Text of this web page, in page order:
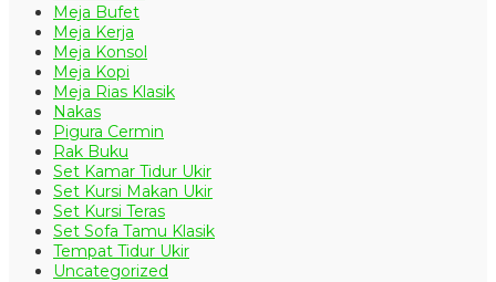
Meja Bufet
Meja Kerja
Meja Konsol
Meja Kopi
Meja Rias Klasik
Nakas
Pigura Cermin
Rak Buku
Set Kamar Tidur Ukir
Set Kursi Makan Ukir
Set Kursi Teras
Set Sofa Tamu Klasik
Tempat Tidur Ukir
Uncategorized